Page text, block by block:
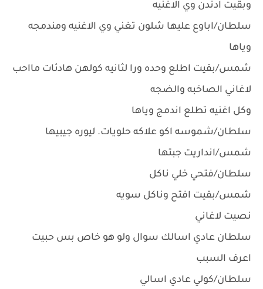
وبقيت ادندن وي الاغنيه
سلطان/اباوع عليها شلون تغني وي الاغنيه ومندمجه
وياها
شمس/بقيت اطلع وحده ورا لثانيه كولهن هادئات مااحب
لاغاني الصاخبه والضجه
وكل اغنيه تطلع اندمج وياها
سلطان/شموسه اكو علاكه حلويات. ليوره جيبيها
شمس/انداريت جبتها
سلطان/فتحي خلي ناكل
شمس/بقيت افتح وناكل سويه
نصيت لاغاني
سلطان عادي اسالك سوال ولو هو خاص بس حبيت
اعرف السبب
سلطان/كولي عادي اسالي